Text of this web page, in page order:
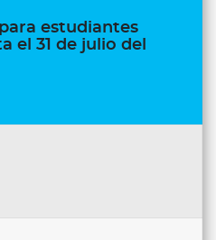
estudiantes
el 31 de julio del